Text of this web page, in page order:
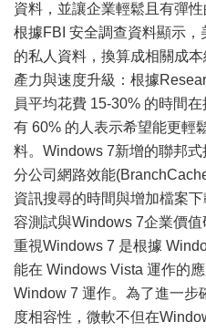
資料，並讓企業輕鬆且有彈
根據FBI 安全調查資料顯示
的私人資料，換算成相關成
產力與速度升級：根據
員平均花費 15-30% 的時間
有 60% 的人表示希望能更輕
料。Windows 7新增的聯邦
分公司網路效能
資訊搜尋的時間與增加檔案
容測試與Windows 7企業價
重視Windows 7 是根據
能在 Windows Vista 運作的
Window 7 運作。為了進一步
度相容性，微軟不但在